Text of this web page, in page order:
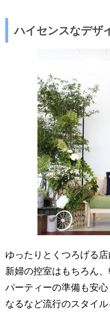
ハイセンスなデザ
ゆったりとくつろげる
新婦の控室はもちろん
パーティーの準備も安
なるなど流行のスタイ